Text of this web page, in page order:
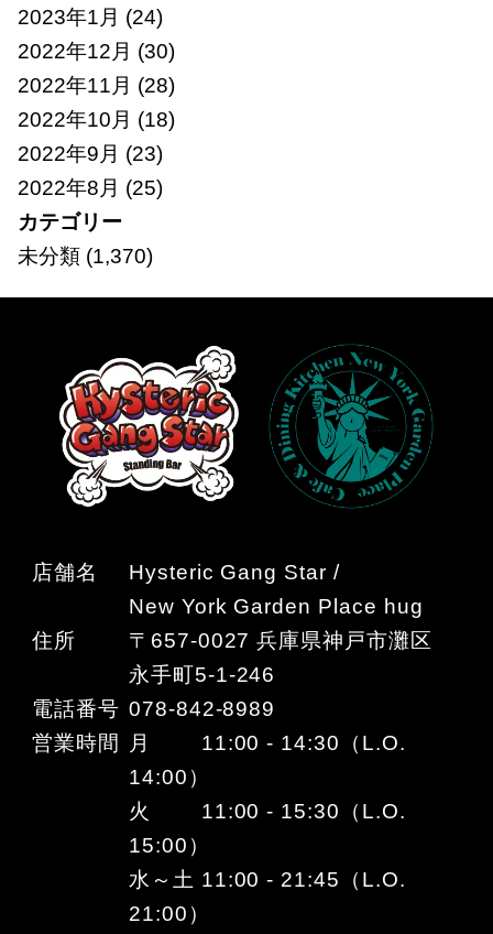
2023年1月 (24)
2022年12月 (30)
2022年11月 (28)
2022年10月 (18)
2022年9月 (23)
2022年8月 (25)
カテゴリー
未分類(1,370)
店舗名
Hysteric Gang Star /
New York Garden Place hug
住所
〒657-0027 兵庫県神戸市灘区
永手町5-1-246
電話番号 078-842-8989
営業時間
月 11:00 - 14:30（L.O.
14:00）
火 11:00 - 15:30（L.O.
15:00）
水～土 11:00 - 21:45（L.O.
21:00）